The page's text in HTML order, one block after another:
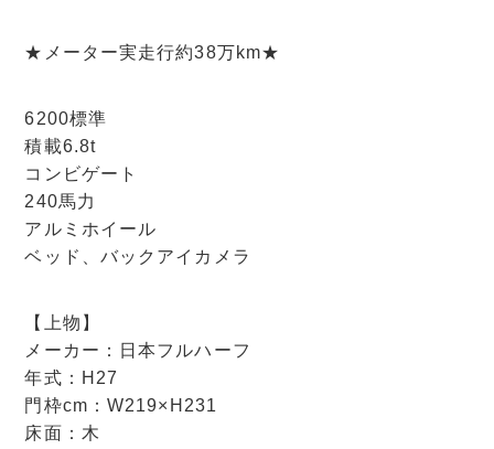
★メーター実走行約38万km★
6200標準
積載6.8t
コンビゲート
240馬力
アルミホイール
ベッド、バックアイカメラ
【上物】
メーカー：日本フルハーフ
年式：H27
門枠cm：W219×H231
床面：木